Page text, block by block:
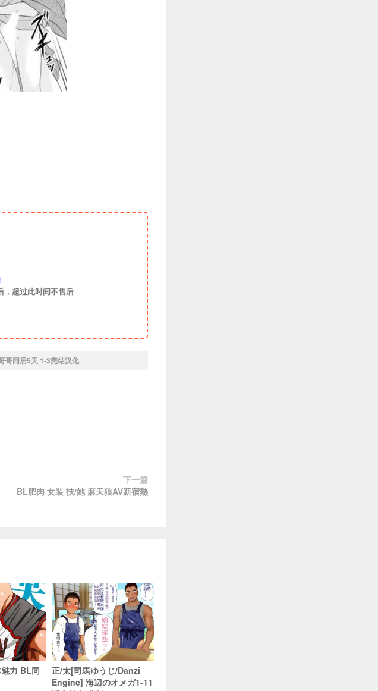
，超过此时间不售后
哥同居5天 1-3完结汉化
下一篇
BL肥肉 女装 扶/她 麻天狼AV新宿熱
力 BL同
正/太[司馬ゆうじ/Danzi
Engine] 海辺のオメガ1-11